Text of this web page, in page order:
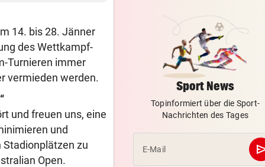
14. bis 28. Jänner
des Wettkampf-
Turnieren immer
vermieden werden.
und freuen uns, eine
und
zu
Open.
gegen WSG Tirol
NACH WIEN AUF MYKONOS
Luxus am Meer! Sabalenka
gewährt private Einblicke
FUSSBALL-FANS FEIERN
Hochgefühle dank
eines Kult-Sponsors
Sport News
Topinformiert über die Sport-
Nachrichten des Tages
E-Mail